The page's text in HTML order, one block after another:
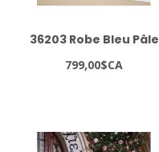
36203 Robe Bleu Pâle
799,00$CA